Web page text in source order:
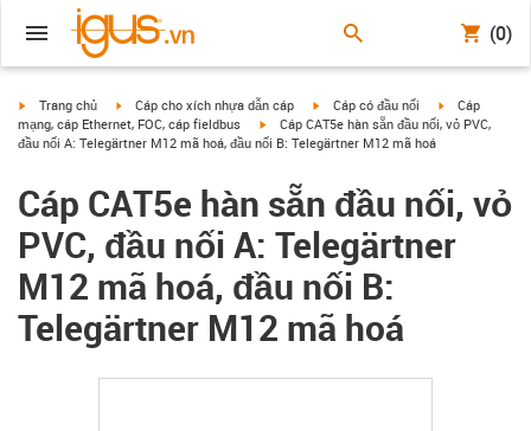
(0)
igus-icon-arrow-right
Trang chủ igus-icon-arrow-right
Cáp cho xích nhựa dẫn cáp igus-icon-arrow-right
Cáp có đầu nối igus-icon-
Cáp
mạng, cáp Ethernet, FOC, cáp fieldbus
igus-icon-arrow-right
Cáp CAT5e hàn sẵn đầu nối, vỏ PVC,
đầu nối A: Telegärtner M12 mã hoá, đầu nối B: Telegärtner M12 mã hoá
Cáp CAT5e hàn sẵn đầu nối, vỏ
PVC, đầu nối A: Telegärtner
M12 mã hoá, đầu nối B:
Telegärtner M12 mã hoá